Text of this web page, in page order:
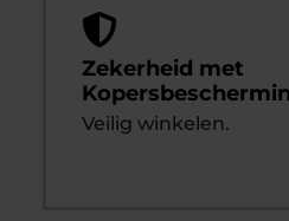
Zekerheid met
Veilig winkelen.